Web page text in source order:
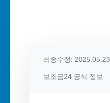
최종수정: 2025.05.23
보조금24 공식 정보